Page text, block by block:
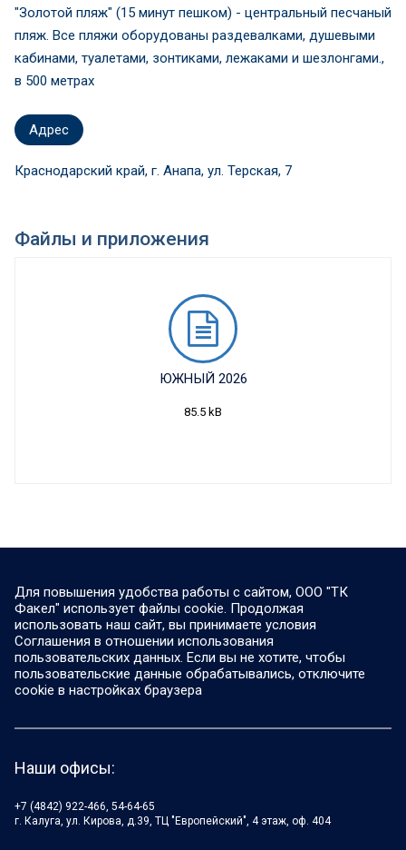
"Золотой пляж" (15 минут пешком) - центральный песчаный
пляж. Все пляжи оборудованы раздевалками, душевыми
кабинами, туалетами, зонтиками, лежаками и шезлонгами.,
в 500 метрах
Адрес
Краснодарский край, г. Анапа, ул. Терская, 7
Файлы и приложения
ЮЖНЫЙ 2026
85.5 kB
Для повышения удобства работы с сайтом, ООО "ТК
Факел" использует файлы cookie. Продолжая
использовать наш сайт, вы принимаете условия
Соглашения в отношении использования
пользовательских данных. Если вы не хотите, чтобы
пользовательские данные обрабатывались, отключите
cookie в настройках браузера
Наши офисы:
+7 (4842) 922-466, 54-64-65
г. Калуга, ул. Кирова, д.39, ТЦ "Европейский", 4 этаж, оф. 404